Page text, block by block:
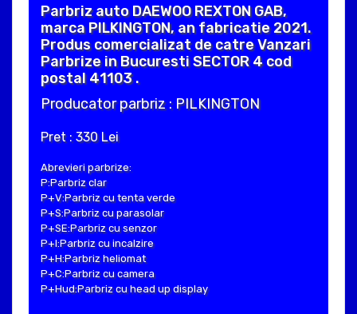
Parbriz auto DAEWOO REXTON GAB,
marca PILKINGTON, an fabricatie 2021.
Produs comercializat de catre Vanzari
Parbrize in Bucuresti SECTOR 4 cod
postal 41103 .
Producator parbriz : PILKINGTON
Pret : 330 Lei
Abrevieri parbrize:
P:Parbriz clar
P+V:Parbriz cu tenta verde
P+S:Parbriz cu parasolar
P+SE:Parbriz cu senzor
P+I:Parbriz cu incalzire
P+H:Parbriz heliomat
P+C:Parbriz cu camera
P+Hud:Parbriz cu head up display